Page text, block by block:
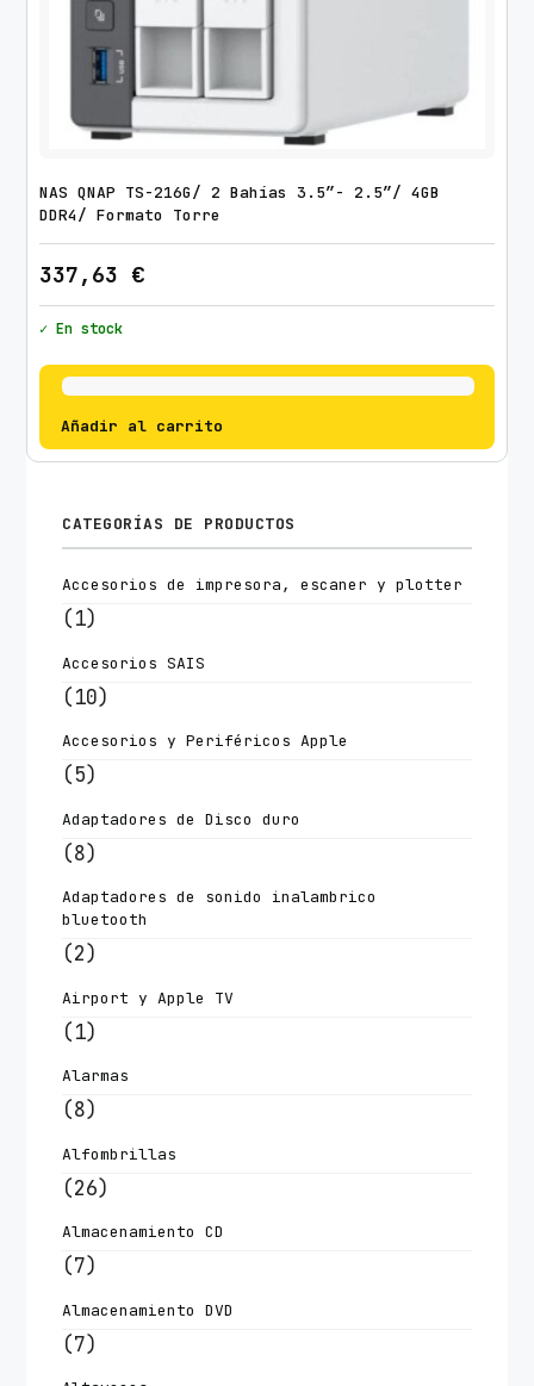
NAS QNAP TS-216G/ 2 Bahías 3.5″- 2.5″/ 4GB
DDR4/ Formato Torre
337,63 €
✓ En stock
Añadir al carrito
CATEGORÍAS DE PRODUCTOS
Accesorios de impresora, escaner y plotter
(1)
Accesorios SAIS
(10)
Accesorios y Periféricos Apple
(5)
Adaptadores de Disco duro
(8)
Adaptadores de sonido inalambrico
bluetooth
(2)
Airport y Apple TV
(1)
Alarmas
(8)
Alfombrillas
(26)
Almacenamiento CD
(7)
Almacenamiento DVD
(7)